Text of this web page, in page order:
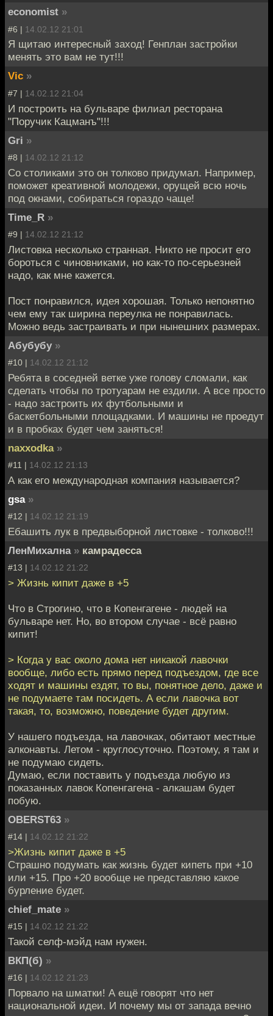
economist »
#6 | 14.02.12 21:01
Я щитаю интересный заход! Генплан застройки
менять это вам не тут!!!
Vic »
#7 | 14.02.12 21:04
И построить на бульваре филиал ресторана
"Поручик Кацманъ"!!!
Gri »
#8 | 14.02.12 21:12
Со столиками это он толково придумал. Например,
поможет креативной молодежи, орущей всю ночь
под окнами, собираться гораздо чаще!
Time_R »
#9 | 14.02.12 21:12
Листовка несколько странная. Никто не просит его
бороться с чиновниками, но как-то по-серьезней
надо, как мне кажется.
Пост понравился, идея хорошая. Только непонятно
чем ему так ширина переулка не понравилась.
Можно ведь застраивать и при нынешних размерах.
Абубубу »
#10 | 14.02.12 21:12
Ребята в соседней ветке уже голову сломали, как
сделать чтобы по тротуарам не ездили. А все просто
- надо застроить их футбольными и
баскетбольными площадками. И машины не проедут
и в пробках будет чем заняться!
naxxodka »
#11 | 14.02.12 21:13
А как его международная компания называется?
gsa »
#12 | 14.02.12 21:19
Ебашить лук в предвыборной листовке - толково!!!
ЛенМихална » камрадесса
#13 | 14.02.12 21:22
> Жизнь кипит даже в +5
Что в Строгино, что в Копенгагене - людей на
бульваре нет. Но, во втором случае - всё равно
кипит!
> Когда у вас около дома нет никакой лавочки
вообще, либо есть прямо перед подъездом, где все
ходят и машины ездят, то вы, понятное дело, даже и
не подумаете там посидеть. А если лавочка вот
такая, то, возможно, поведение будет другим.
У нашего подъезда, на лавочках, обитают местные
алконавты. Летом - круглосуточно. Поэтому, я там и
не подумаю сидеть.
Думаю, если поставить у подъезда любую из
показанных лавок Копенгагена - алкашам будет
побую.
OBERST63 »
#14 | 14.02.12 21:22
>Жизнь кипит даже в +5
Cтрашно подумать как жизнь будет кипеть при +10
или +15. Про +20 вообще не представляю какое
бурление будет.
chief_mate »
#15 | 14.02.12 21:22
Такой селф-мэйд нам нужен.
ВКП(б) »
#16 | 14.02.12 21:23
Порвало на шматки! А ещё говорят что нет
национальной идеи. И почему мы от запада вечно